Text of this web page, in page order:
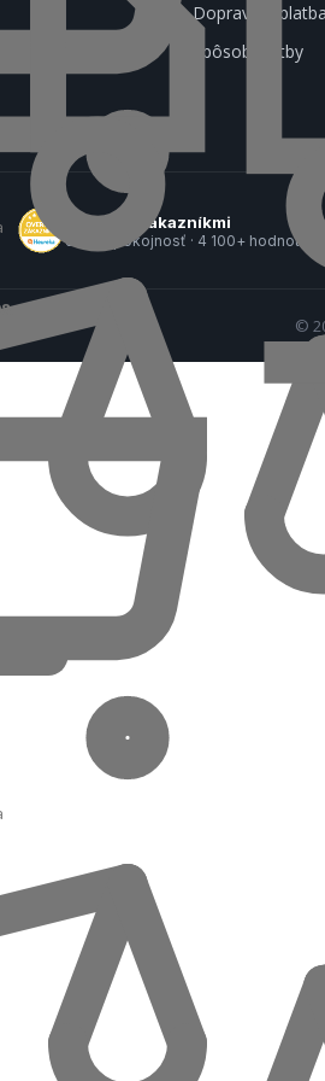
Doprava a platba
Spôsob platby
Overené zákazníkmi
97 % spokojnosť · 4 100+ hodnotení
©